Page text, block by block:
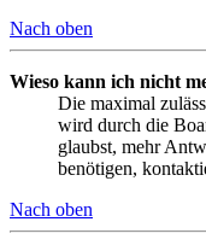
Nach oben
Wieso kann ich nicht
Die maximal
wird durch die
glaubst, mehr
benötigen,
Nach oben